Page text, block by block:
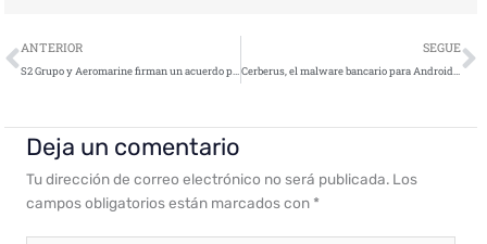
Ant
ANTERIOR
S2 Grupo y Aeromarine firman un acuerdo para ciberproteger la industria marítima
SEGUE
Cerberus, el malware bancario para Android, disponible gratuitamente en foros underground
Deja un comentario
Tu dirección de correo electrónico no será publicada. Los
campos obligatorios están marcados con *